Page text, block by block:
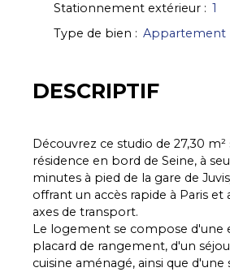
Stationnement extérieur : 1
Type de bien : Appartement
DESCRIPTIF
Découvrez ce studio de 27,30 m²
résidence en bord de Seine, à
minutes à pied de la gare de
offrant un accès rapide à Paris et
axes de transport.
Le logement se compose d'une
placard de rangement, d'un
cuisine aménagé, ainsi que d'une